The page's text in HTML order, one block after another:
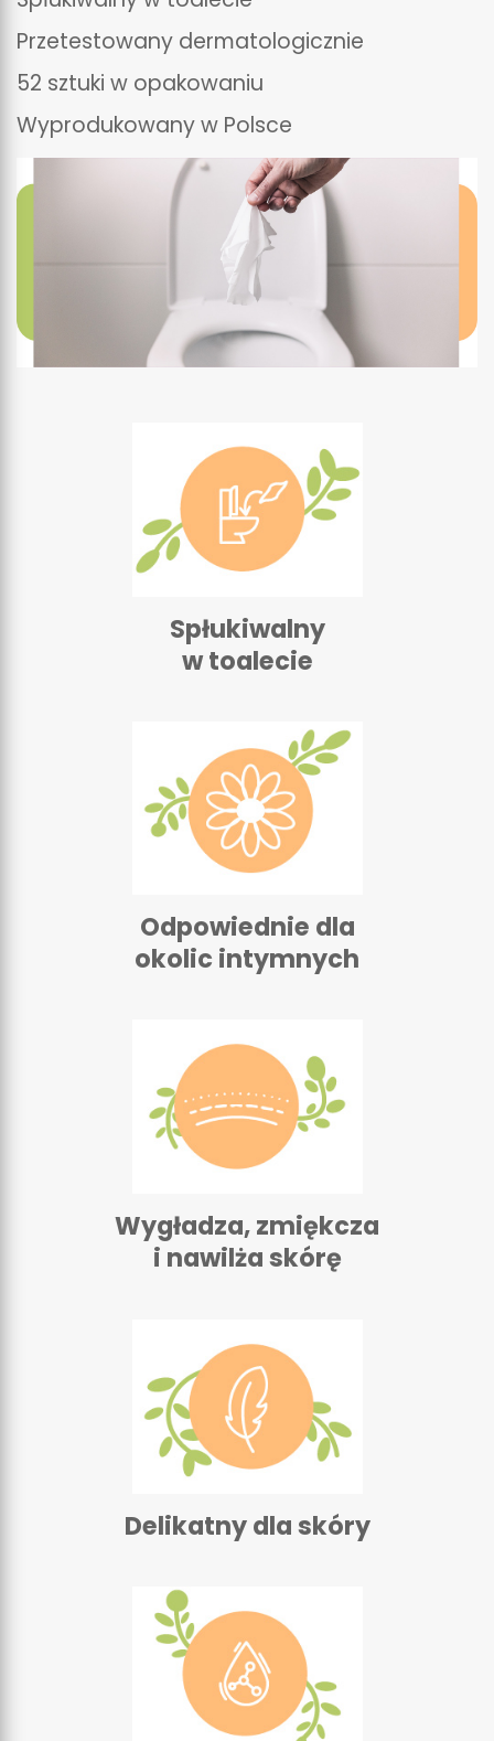
Przetestowany dermatologicznie
52 sztuki w opakowaniu
Wyprodukowany w Polsce
Spłukiwalny
w toalecie
Odpowiednie dla
okolic intymnych
Wygładza, zmiękcza
i nawilża skórę
Delikatny dla skóry